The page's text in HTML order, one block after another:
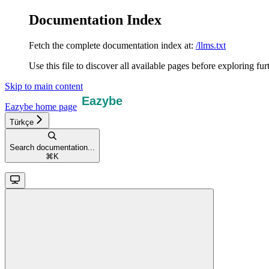
Documentation Index
Fetch the complete documentation index at: /llms.txt
Use this file to discover all available pages before exploring
Skip to main content
Eazybe home page
Türkçe
Search documentation...
⌘ K